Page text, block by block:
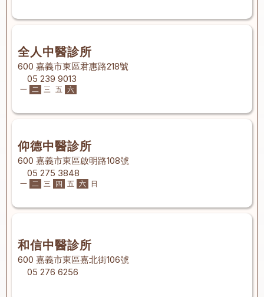
全人中醫診所
600 嘉義市東區君惠路218號
05 239 9013
一 二 三 五 六
仰德中醫診所
600 嘉義市東區啟明路108號
05 275 3848
一 二 三 四 五 六 日
和信中醫診所
600 嘉義市東區嘉北街106號
05 276 6256